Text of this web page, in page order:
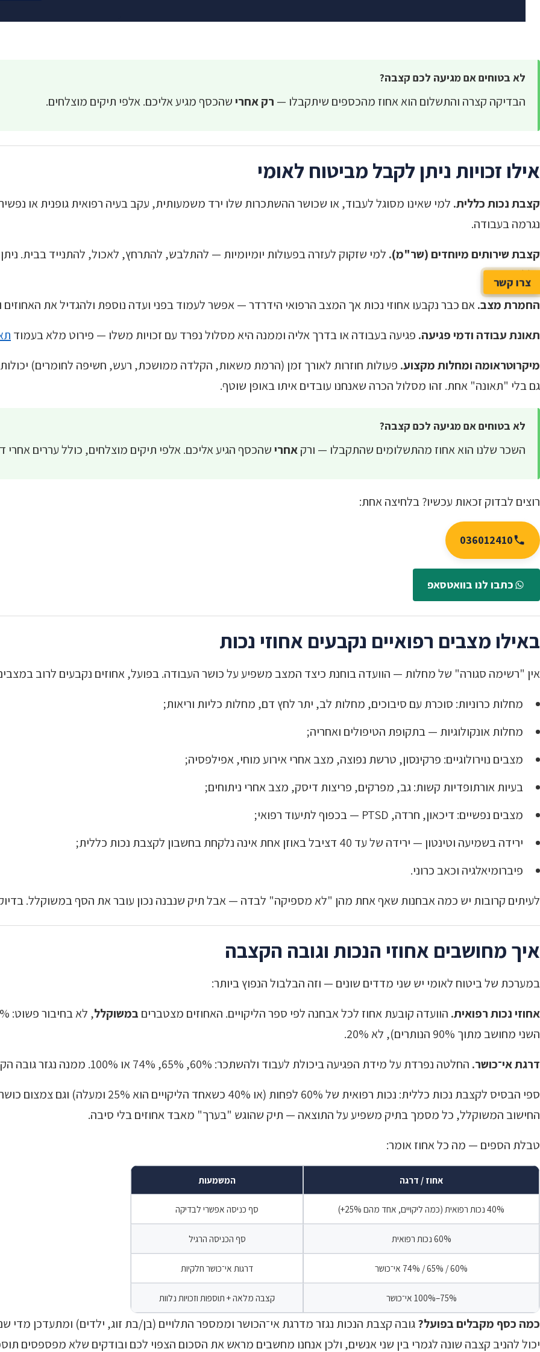
לא בטוחים אם מגיעה לכם קצבה?
הבדיקה קצרה והתשלום הוא אחוז מהכספים שיתקבלו — רק אחרישהכסף מגיע אליכם. אלפי תיקים מוצלחים.
אילו זכויות ניתן לקבל מביטוח לאומי
קצבת נכות כללית. למי שאינו מסוגל לעבוד, או שכושר ההשתכרות שלו ירד משמעותית, עקב בעיה רפואית גופנית או
נגרמה בעבודה.
קצבת שירותים מיוחדים (שר"מ). למי שזקוק לעזרה בפעולות יומיומיות — להתלבש, להתרחץ, לאכול, להתנייד בבית.
כללית.
החמרת מצב.אם כבר נקבעו אחוזי נכות אך המצב הרפואי הידרדר — אפשר לעמוד בפני ועדה נוספת ולהגדיל את
תאונת עבודה ודמי פגיעה. פגיעה בעבודה או בדרך אליה וממנה היא מסלול נפרד עם זכויות משלו — פירוט מלא בעמוד
מיקרוטראומה ומחלות מקצוע. פעולות חוזרות לאורך זמן (הרמת משאות, הקלדה ממושכת, רעש, חשיפה לחומרים)
גם בלי "תאונה" אחת. זהו מסלול הכרה שאנחנו עובדים איתו באופן שוטף.
לא בטוחים אם מגיעה לכם קצבה?
השכר שלנו הוא אחוז מהתשלומים שהתקבלו — ורקאחרישהכסף הגיע אליכם. אלפי תיקים מוצלחים, כולל עררים אחרי
רוצים לבדוק זכאות עכשיו? בלחיצה אחת:
036012410
כתבו לנו בוואטסאפ
באילו מצבים רפואיים נקבעים אחוזי נכות
אין "רשימה סגורה" של מחלות — הוועדה בוחנת כיצד המצב משפיע על כושר העבודה. בפועל, אחוזים נקבעים לרוב
מחלות כרוניות: סוכרת עם סיבוכים, מחלות לב, יתר לחץ דם, מחלות כליות וריאות;
מחלות אונקולוגיות — בתקופת הטיפולים ואחריה;
מצבים נוירולוגיים: פרקינסון, טרשת נפוצה, מצב אחרי אירוע מוחי, אפילפסיה;
בעיות אורתופדיות קשות: גב, מפרקים, פריצות דיסק, מצב אחרי ניתוחים;
מצבים נפשיים: דיכאון, חרדה, PTSD — בכפוף לתיעוד רפואי;
ירידה בשמיעה וטינטון — ירידה של עד 40 דציבל באוזן אחת אינה נלקחת בחשבון לקצבת נכות כללית;
פיברומיאלגיה וכאב כרוני.
לעיתים קרובות יש כמה אבחנות שאף אחת מהן "לא מספיקה" לבדה — אבל תיק שנבנה נכון עובר את הסף במשוקלל.
איך מחושבים אחוזי הנכות וגובה הקצבה
במערכת של ביטוח לאומי יש שני מדדים שונים — וזה הבלבול הנפוץ ביותר:
אחוזי נכות רפואית. הוועדה קובעת אחוז לכל אבחנה לפי ספר הליקויים. האחוזים מצטברים במשוקלל
השני מחושב מתוך 90% הנותרים), לא 20%.
דרגת אי־כושר. החלטה נפרדת על מידת הפגיעה ביכולת לעבוד ולהשתכר: 60%, 65%, 74% או 100%. ממנה נגזר גובה הקצבה בפועל.
החישוב המשוקלל, כל מסמך בתיק משפיע על התוצאה — תיק שהוגש "בערך" מאבד אחוזים בלי סיבה.
טבלת הספים — מה כל אחוז אומר:
אחוז / דרגה המשמעות
40% נכות רפואית (כמה ליקויים, אחד מהם 25%+) סף כניסה אפשרי לבדיקה
60% נכות רפואית סף הכניסה הרגיל
60% / 65% / 74% אי־כושר דרגות אי־כושר חלקיות
75%–100% אי־כושר קצבה מלאה + תוספות וזכויות נלוות
כמה כסף מקבלים בפועל?
יכול להניב קצבה שונה לגמרי בין שני אנשים, ולכן אנחנו מחשבים מראש את הסכום הצפוי לכם ובודקים שלא מפספסים
צרו קשר